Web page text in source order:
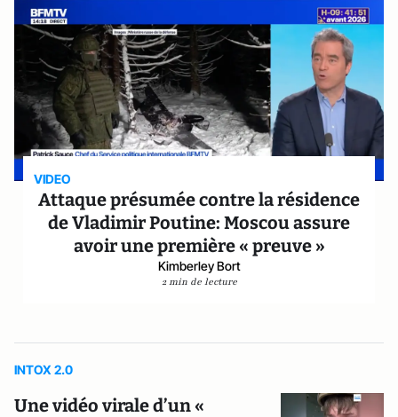
VIDEO
Attaque présumée contre la résidence
de Vladimir Poutine: Moscou assure
avoir une première « preuve »
Kimberley Bort
2 min de lecture
INTOX 2.0
Une vidéo virale d’un «